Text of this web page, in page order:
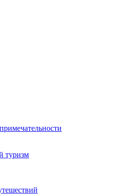
туризм